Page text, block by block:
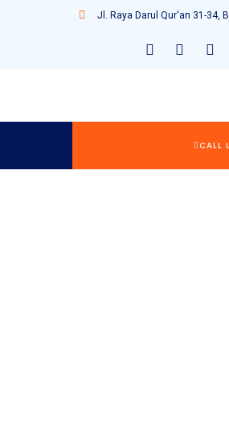
Jl. Raya Darul Qur'an 31-34,
CALL